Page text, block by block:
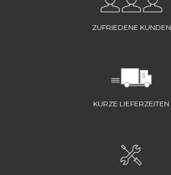
ZUFRIEDENE KUNDEN
KURZE LIEFERZEITEN